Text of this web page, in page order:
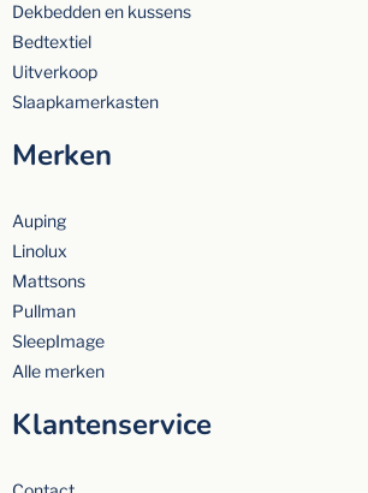
Dekbedden en kussens
Bedtextiel
Uitverkoop
Slaapkamerkasten
Merken
Auping
Linolux
Mattsons
Pullman
SleepImage
Alle merken
Klantenservice